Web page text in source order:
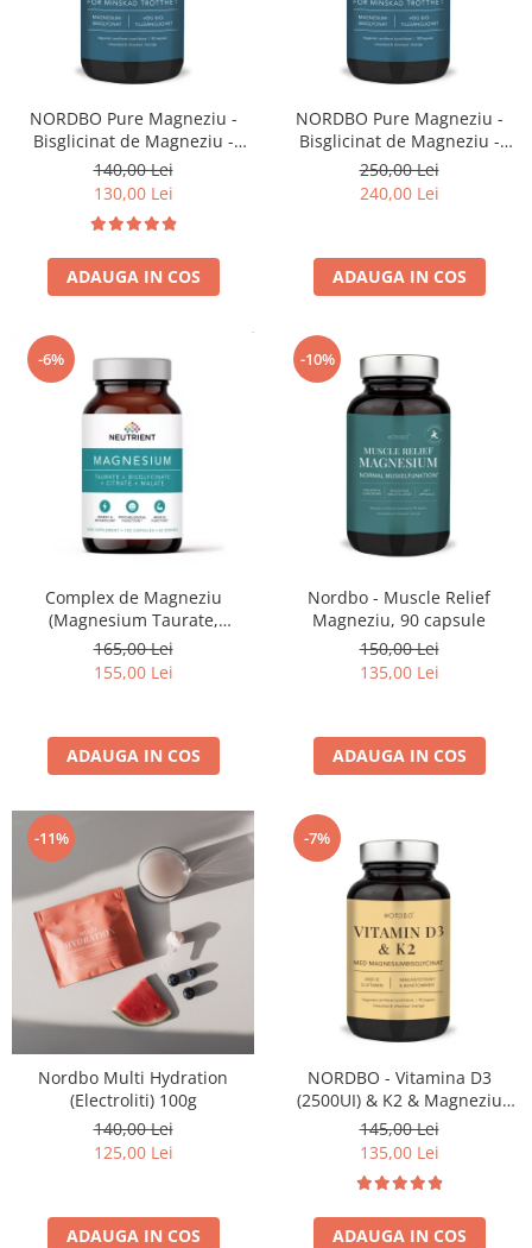
NORDBO Pure Magneziu -
Bisglicinat de Magneziu -
Vegan - 90 capsule
140,00 Lei
130,00 Lei
ADAUGA IN COS
NORDBO Pure Magneziu -
Bisglicinat de Magneziu -
Vegan - 180 capsule
250,00 Lei
240,00 Lei
ADAUGA IN COS
-6%
Complex de Magneziu
(Magnesium Taurate,
Bisglycinate, Citrate, Malate,
Oxide) - 120 capsule
165,00 Lei
155,00 Lei
ADAUGA IN COS
-10%
Nordbo - Muscle Relief
Magneziu, 90 capsule
150,00 Lei
135,00 Lei
ADAUGA IN COS
-11%
Nordbo Multi Hydration
(Electroliti) 100g
140,00 Lei
125,00 Lei
ADAUGA IN COS
-7%
NORDBO - Vitamina D3
(2500UI) & K2 & Magneziu
Bisglicinat - 90 capsule
145,00 Lei
135,00 Lei
ADAUGA IN COS